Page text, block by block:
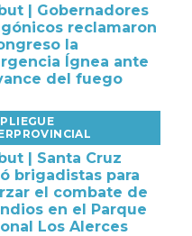
| Gobernadores
reclamaron
la
Ígnea ante
del fuego
| Santa Cruz
brigadistas para
el combate de
en el Parque
Los Alerces